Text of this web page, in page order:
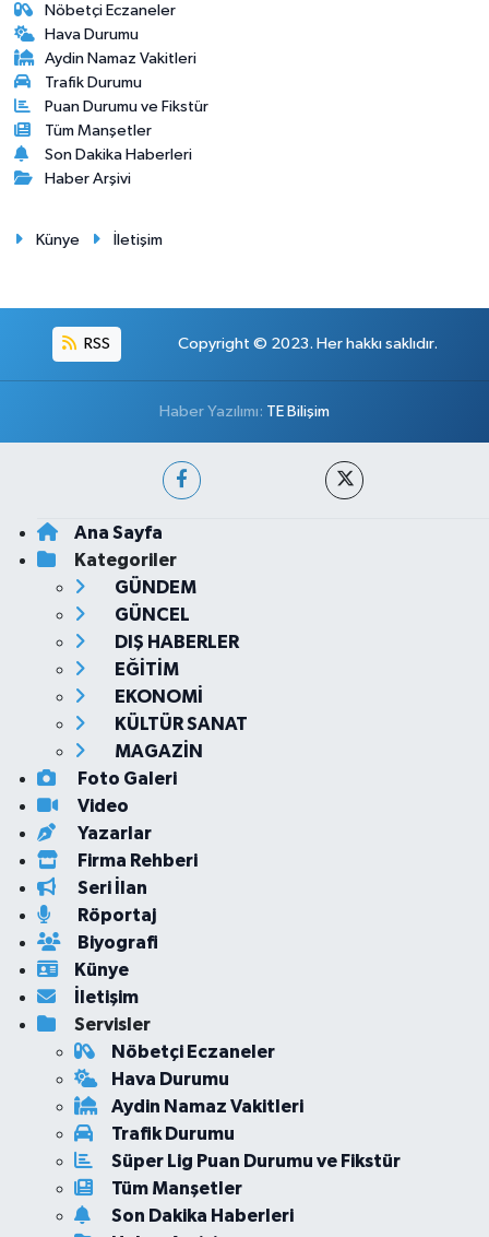
Nöbetçi Eczaneler
Hava Durumu
Aydin Namaz Vakitleri
Trafik Durumu
Puan Durumu ve Fikstür
Tüm Manşetler
Son Dakika Haberleri
Haber Arşivi
Künye İletişim
RSS Copyright © 2023. Her hakkı saklıdır.
Haber Yazılımı: TE Bilişim
Ana Sayfa
Kategoriler
GÜNDEM
GÜNCEL
DIŞ HABERLER
EĞİTİM
EKONOMİ
KÜLTÜR SANAT
MAGAZİN
Foto Galeri
Video
Yazarlar
Firma Rehberi
Seri İlan
Röportaj
Biyografi
Künye
İletişim
Servisler
Nöbetçi Eczaneler
Hava Durumu
Aydin Namaz Vakitleri
Trafik Durumu
Süper Lig Puan Durumu ve Fikstür
Tüm Manşetler
Son Dakika Haberleri